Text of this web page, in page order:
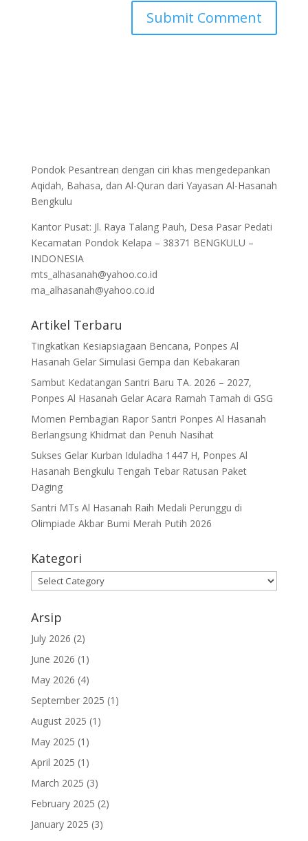
Pondok Pesantrean dengan ciri khas mengedepankan
Aqidah, Bahasa, dan Al-Quran dari Yayasan Al-Hasanah
Bengkulu
Kantor Pusat: Jl. Raya Talang Pauh, Desa Pasar Pedati
Kecamatan Pondok Kelapa – 38371 BENGKULU –
INDONESIA
mts_alhasanah@yahoo.co.id
ma_alhasanah@yahoo.co.id
Artikel Terbaru
Tingkatkan Kesiapsiagaan Bencana, Ponpes Al
Hasanah Gelar Simulasi Gempa dan Kebakaran
Sambut Kedatangan Santri Baru TA. 2026 – 2027,
Ponpes Al Hasanah Gelar Acara Ramah Tamah di GSG
Momen Pembagian Rapor Santri Ponpes Al Hasanah
Berlangsung Khidmat dan Penuh Nasihat
Sukses Gelar Kurban Iduladha 1447 H, Ponpes Al
Hasanah Bengkulu Tengah Tebar Ratusan Paket
Daging
Santri MTs Al Hasanah Raih Medali Perunggu di
Olimpiade Akbar Bumi Merah Putih 2026
Kategori
Kategori
Arsip
July 2026 (2)
June 2026 (1)
May 2026 (4)
September 2025 (1)
August 2025 (1)
May 2025 (1)
April 2025 (1)
March 2025 (3)
February 2025 (2)
January 2025 (3)